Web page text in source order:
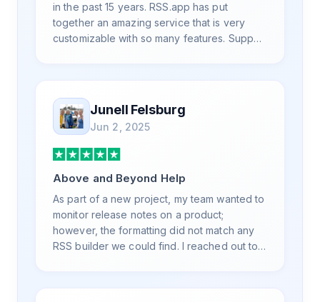
in the past 15 years. RSS.app has put
together an amazing service that is very
customizable with so many features. Support
your RSS feed needs. Our trucking news
hub website couldn't work without it. Thank
you.
Junell Felsburg
Jun 2, 2025
Above and Beyond Help
As part of a new project, my team wanted to
monitor release notes on a product;
however, the formatting did not match any
RSS builder we could find. I reached out to